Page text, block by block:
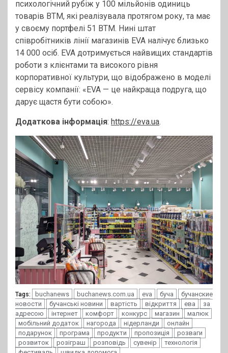
психологічний рубіж у 100 мільйонів одиниць
товарів ВТМ, які реалізувала протягом року, та має
у своєму портфелі 51 ВТМ. Нині штат
співробітників лінії магазинів EVA налічує близько
14 000 осіб. EVA дотримується найвищих стандартів
роботи з клієнтами та високого рівня
корпоративної культури, що відображено в моделі
сервісу компанії: «EVA — це найкраща подруга, що
дарує щастя бути собою».
Додаткова інформація: https://eva.ua.
Tags: buchanews buchanews.com.ua eva буча
бучанские
новости
бучанські новини вартість відкриття ева
за
адресою
інтернет комфорт конкурс магазин
малюк
мобільний додаток
нагорода нідерланди
онлайн
подарунок
програма продукти пропозиція
розваги
розвиток
розіграш розповідь сувенір
технологія